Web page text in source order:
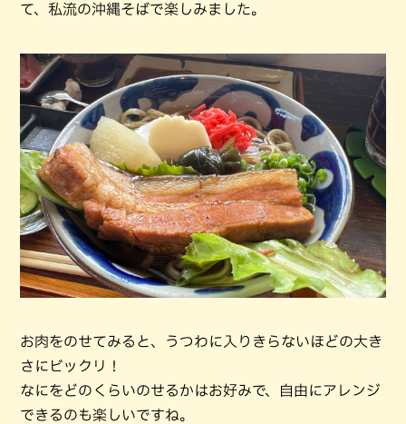
て、私流の沖縄そばで楽しみました。
お肉をのせてみると、うつわに入りきらないほどの大き
さにビックリ！
なにをどのくらいのせるかはお好みで、自由にアレンジ
できるのも楽しいですね。